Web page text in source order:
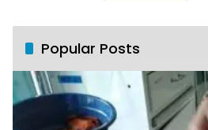
Popular Posts